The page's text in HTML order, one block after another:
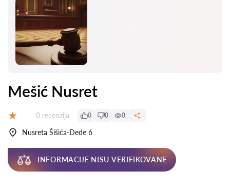
Mešić Nusret
Recenzija:
0 recenzija 0 0 0
Nusreta Šišića-Dede 6
INFORMACIJE NISU VERIFIKOVANE